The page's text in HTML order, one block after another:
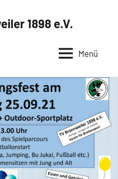
1898 e.V.
Menü